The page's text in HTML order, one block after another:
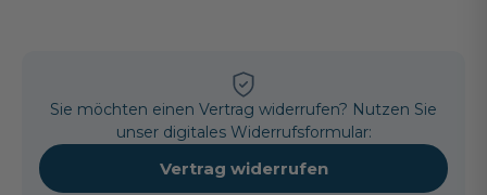
Sie möchten einen Vertrag widerrufen? Nutzen Sie
unser digitales Widerrufsformular:
Vertrag widerrufen